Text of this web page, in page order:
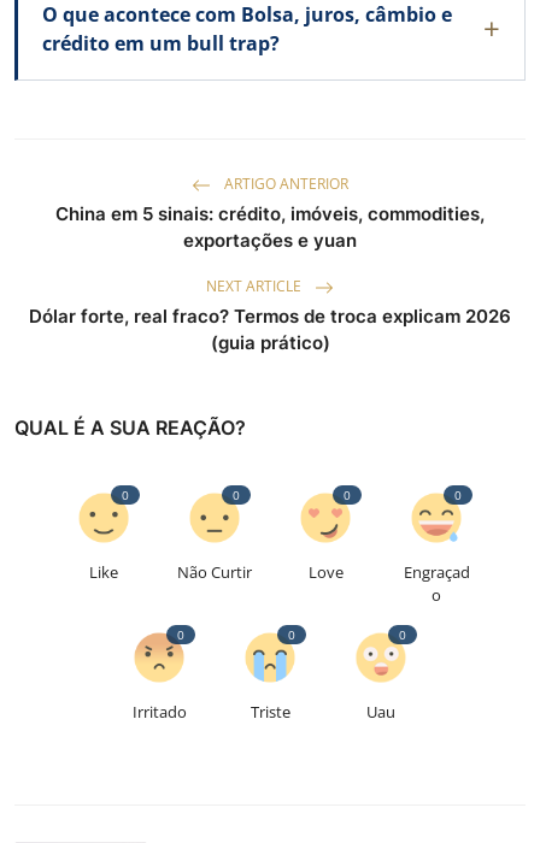
O que acontece com Bolsa, juros, câmbio e
crédito em um bull trap?
ARTIGO ANTERIOR
China em 5 sinais: crédito, imóveis, commodities,
exportações e yuan
NEXT ARTICLE
Dólar forte, real fraco? Termos de troca explicam 2026
(guia prático)
QUAL É A SUA REAÇÃO?
Like
0
Não Curtir
0
Love
0
Engraçad
o
0
Irritado
0
Triste
0
Uau
0